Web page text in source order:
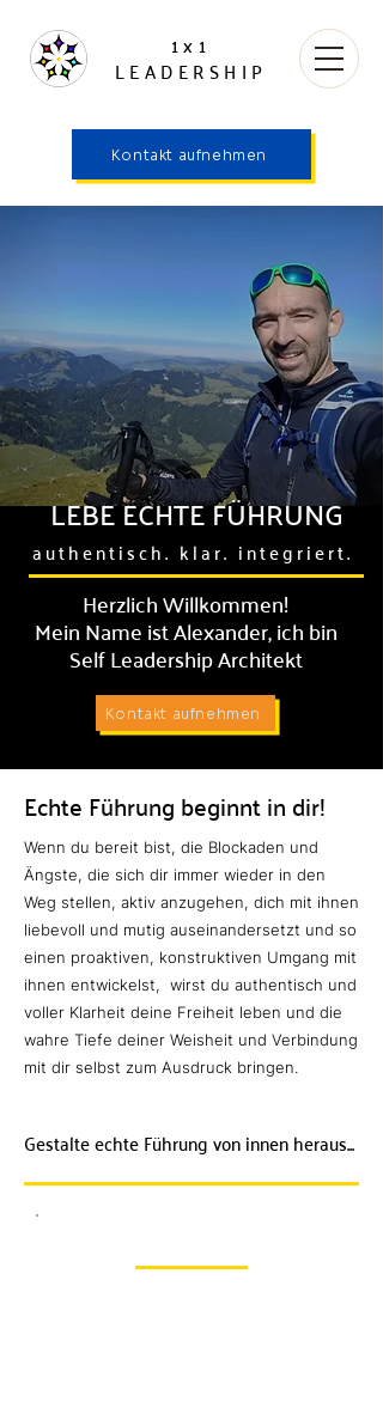
1x1
LEADERSHIP
Kontakt aufnehmen
LEBE ECHTE FÜHRUNG
authentisch. klar. integriert.
Herzlich Willkommen!
Mein Name ist Alexander, ich bin
Self Leadership Architekt
Kontakt aufnehmen
Echte Führung beginnt in dir!
Wenn du bereit bist, die Blockaden und
Ängste, die sich dir immer wieder in den
Weg stellen, aktiv anzugehen, dich mit ihnen
liebevoll und mutig auseinandersetzt und so
einen proaktiven, konstruktiven Umgang mit
ihnen entwickelst, wirst du authentisch und
voller Klarheit deine Freiheit leben und die
wahre Tiefe deiner Weisheit und Verbindung
mit dir selbst zum Ausdruck bringen.
Gestalte echte Führung von innen heraus...